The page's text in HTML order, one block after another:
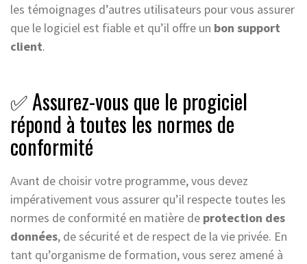
les témoignages d’autres utilisateurs pour vous assurer
que le logiciel est fiable et qu’il offre un bon support
client.
✅ Assurez-vous que le progiciel
répond à toutes les normes de
conformité
Avant de choisir votre programme, vous devez
impérativement vous assurer qu’il respecte toutes les
normes de conformité en matière de protection des
données, de sécurité et de respect de la vie privée. En
tant qu’organisme de formation, vous serez amené à